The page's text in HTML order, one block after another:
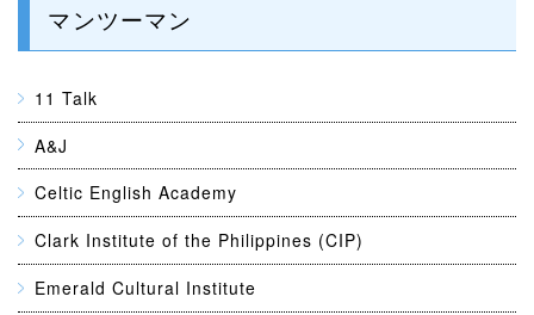
マンツーマン
11 Talk
A&J
Celtic English Academy
Clark Institute of the Philippines (CIP)
Emerald Cultural Institute